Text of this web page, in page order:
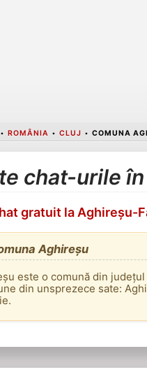
• ROMÂNIA • CLUJ • COMUNA
chat-urile
gratuit la Aghireșu-
Aghireșu
este o comună din
din unsprezece sate: